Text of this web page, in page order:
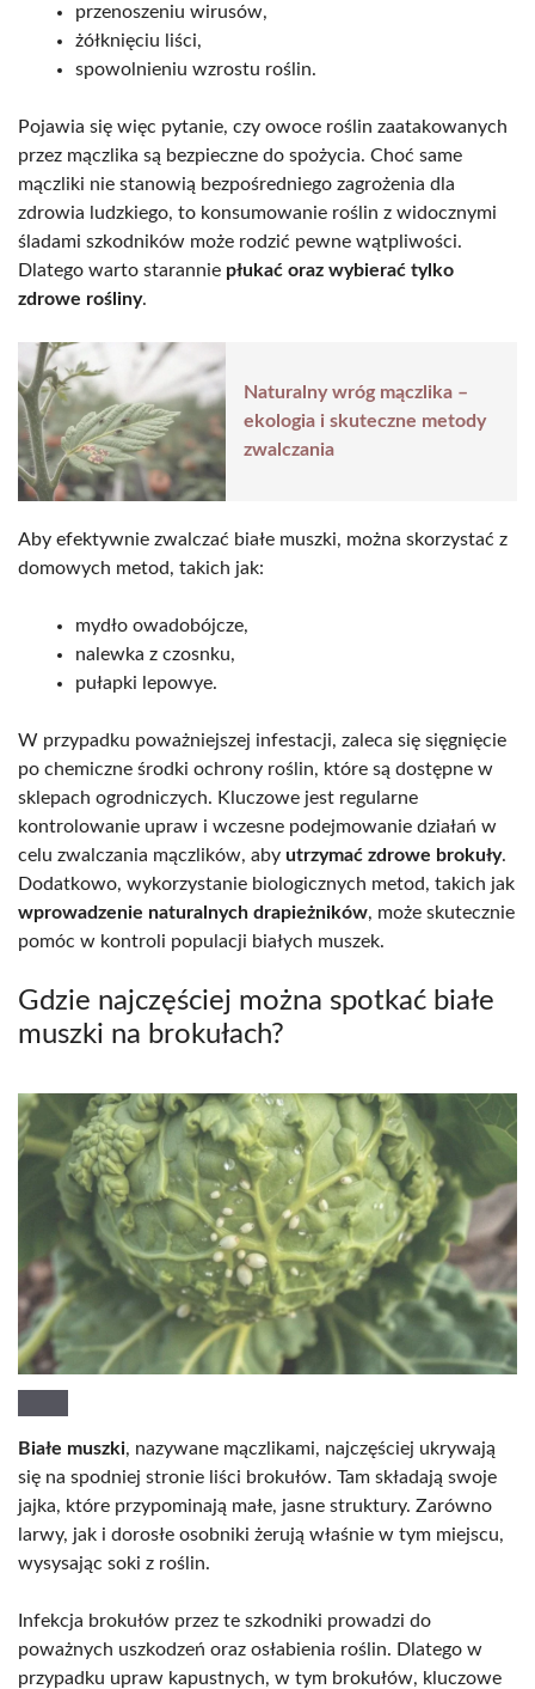
przenoszeniu wirusów,
żółknięciu liści,
spowolnieniu wzrostu roślin.
Pojawia się więc pytanie, czy owoce roślin zaatakowanych
przez mączlika są bezpieczne do spożycia. Choć same
mączliki nie stanowią bezpośredniego zagrożenia dla
zdrowia ludzkiego, to konsumowanie roślin z widocznymi
śladami szkodników może rodzić pewne wątpliwości.
Dlatego warto starannie płukać oraz wybierać tylko
zdrowe rośliny.
Naturalny wróg mączlika –
ekologia i skuteczne metody
zwalczania
Aby efektywnie zwalczać białe muszki, można skorzystać z
domowych metod, takich jak:
mydło owadobójcze,
nalewka z czosnku,
pułapki lepowye.
W przypadku poważniejszej infestacji, zaleca się sięgnięcie
po chemiczne środki ochrony roślin, które są dostępne w
sklepach ogrodniczych. Kluczowe jest regularne
kontrolowanie upraw i wczesne podejmowanie działań w
celu zwalczania mączlików, aby utrzymać zdrowe brokuły.
Dodatkowo, wykorzystanie biologicznych metod, takich jak
wprowadzenie naturalnych drapieżników, może skutecznie
pomóc w kontroli populacji białych muszek.
Gdzie najczęściej można spotkać białe
muszki na brokułach?
Białe muszki, nazywane mączlikami, najczęściej ukrywają
się na spodniej stronie liści brokułów. Tam składają swoje
jajka, które przypominają małe, jasne struktury. Zarówno
larwy, jak i dorosłe osobniki żerują właśnie w tym miejscu,
wysysając soki z roślin.
Infekcja brokułów przez te szkodniki prowadzi do
poważnych uszkodzeń oraz osłabienia roślin. Dlatego w
przypadku upraw kapustnych, w tym brokułów, kluczowe